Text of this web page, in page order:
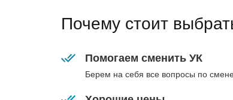
Почему стоит
Помогаем сменить УК
Берем на себя все вопросы по